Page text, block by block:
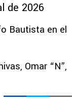
de 2026
Bautista en el
Omar “N”,